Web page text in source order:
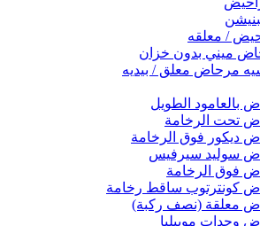
/ معلقه
ميني بدون خزان
مرحاض معلق / بيديه
بالعامود الطويل
تحت الرخامة
ديكور فوق الرخامة
سوليد سيرفيس
فوق الرخامة
كونترتوب ساقط رخامة
معلقة (نصف ركبة)
وحدات موبيليا